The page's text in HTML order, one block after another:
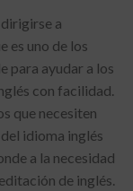
a
es uno de los
para ayudar a los
con facilidad.
que necesiten
idioma inglés
a la necesidad
de inglés.